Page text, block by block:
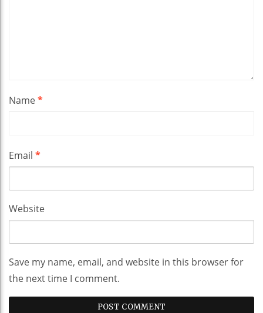
Name*
Email *
Website
Save my name, email, and website in this browser for
the next time I comment.